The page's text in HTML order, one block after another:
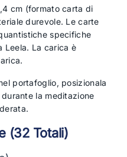
cm (formato carta di
durevole. Le carte
specifiche
Leela. La carica è
portafoglio, posizionala
la meditazione
(32 Totali)